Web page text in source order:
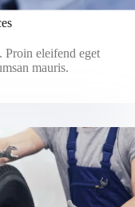
Proin eleifend eget
mauris.